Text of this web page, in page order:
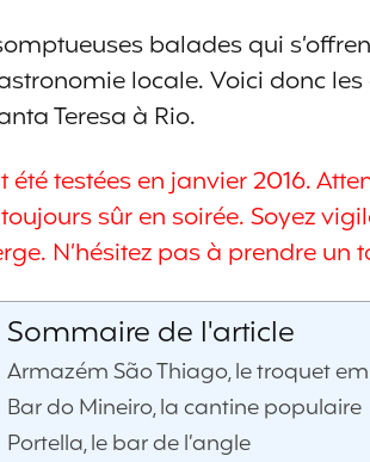
balades qui
locale. Voici donc
Teresa à Rio.
été testées en janvier 2016.
toujours sûr en soirée. Soyez
N’hésitez pas à prendre un
Sommaire de l'article
Armazém São Thiago, le troquet
Bar do Mineiro, la cantine populaire
Portella, le bar de l’angle